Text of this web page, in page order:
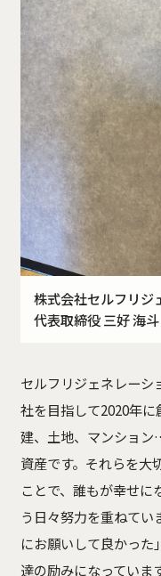
株式会社セルフリジ
代表取締役 三好 海斗
セルフリジェネレーシ
社を目指して2020年に
建、土地、マンショ
資産です。 それらを大
ことで、 誰もが幸せに
う日々努力を重ねてい
にお願いして良かっ
達の励みになっています